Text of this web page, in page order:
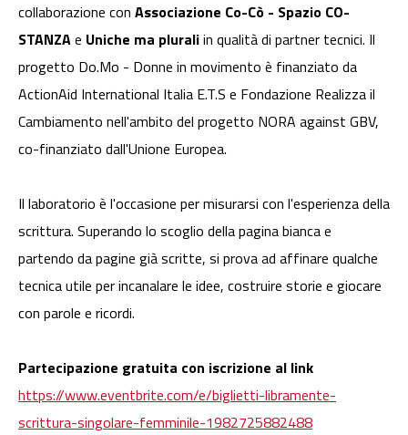
collaborazione con Associazione Co-Cò - Spazio CO-
STANZAe Uniche ma pluraliin qualità di partner tecnici. Il
progetto Do.Mo - Donne in movimento è finanziato da
ActionAid International Italia E.T.S e Fondazione Realizza il
Cambiamento nell'ambito del progetto NORA against GBV,
co-finanziato dall'Unione Europea.
Il laboratorio è l'occasione per misurarsi con l'esperienza della
scrittura. Superando lo scoglio della pagina bianca e
partendo da pagine già scritte, si prova ad affinare qualche
tecnica utile per incanalare le idee, costruire storie e giocare
con parole e ricordi.
Partecipazione gratuita con iscrizione al link
https://www.eventbrite.com/e/biglietti-libramente-
scrittura-singolare-femminile-1982725882488